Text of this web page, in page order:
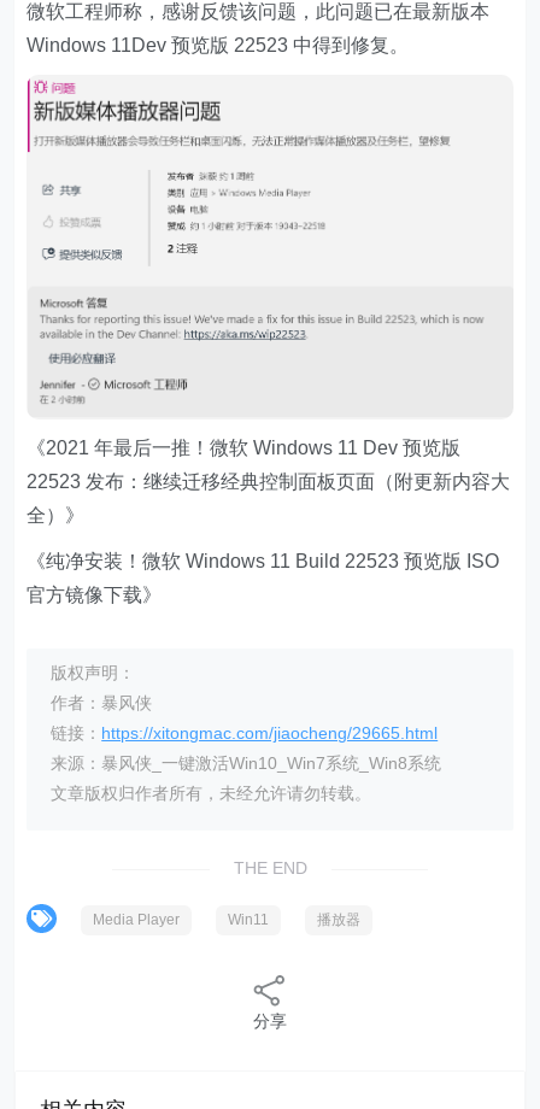
微软工程师称，感谢反馈该问题，此问题已在最新版本
Windows 11Dev 预览版 22523 中得到修复。
《2021 年最后一推！微软 Windows 11 Dev 预览版
22523 发布：继续迁移经典控制面板页面（附更新内容大
全）》
《纯净安装！微软 Windows 11 Build 22523 预览版 ISO
官方镜像下载》
版权声明：
作者：暴风侠
链接： https://xitongmac.com/jiaocheng/29665.html
来源：暴风侠_一键激活Win10_Win7系统_Win8系统
文章版权归作者所有，未经允许请勿转载。
THE END
Media Player Win11 播放器
分享